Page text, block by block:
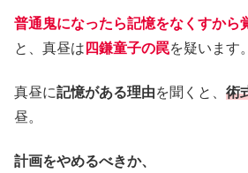
普通鬼になったら記憶をなくすから
と、真昼は 四鎌童子の罠を疑います。
真昼に記憶がある理由を聞くと、 術
昼。
計画をやめるべきか、